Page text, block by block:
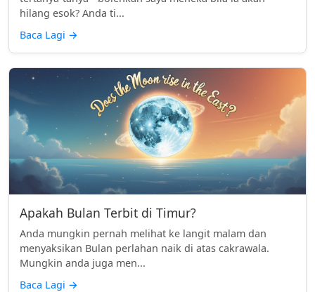
hilang esok? Anda ti...
Baca Lagi →
Apakah Bulan Terbit di Timur?
Anda mungkin pernah melihat ke langit malam dan
menyaksikan Bulan perlahan naik di atas cakrawala.
Mungkin anda juga men...
Baca Lagi →